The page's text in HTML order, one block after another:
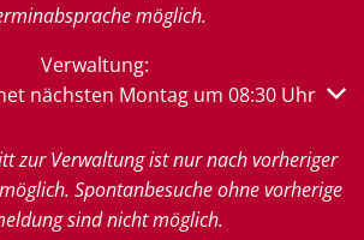
möglich.
Verwaltung:
Öffnungs- oder Schließzeiten
nächsten Montag um 08:30 Uhr
zur Verwaltung ist nur nach vorheriger
Spontanbesuche ohne vorherige
sind nicht möglich.